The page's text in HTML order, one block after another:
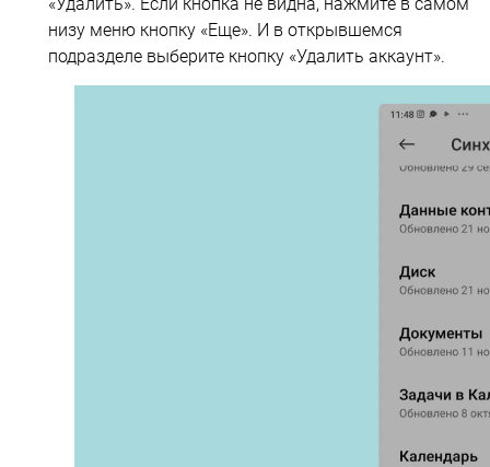
низу меню кнопку «Еще». И в открывшемся
подразделе выберите кнопку «Удалить аккаунт».